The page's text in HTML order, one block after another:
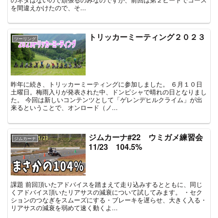
を間違えかけたので、そ...
ツーリング トリッカーミーティング２０２３
昨年に続き、トリッカーミーティングに参加しました。 ６月１０日
土曜日。梅雨入りが発表された中、ドンピシャで晴れの日となりまし
た。 今回は新しいコンテンツとして「ゲレンデヒルクライム」が出
来るということで、オンロード（ノ...
ジムカーナ
ジムカーナ#22 ウミガメ練習会
11/23 104.5%
課題 前回頂いたアドバイスを踏まえて走り込みするとともに、同じ
くアドバイス頂いたリアサスの減衰について試してみます。 ・セク
ションのつなぎをスムーズにする・ブレーキを遅らせ、大きく入る・
リアサスの減衰を弱めて速く動くよ...